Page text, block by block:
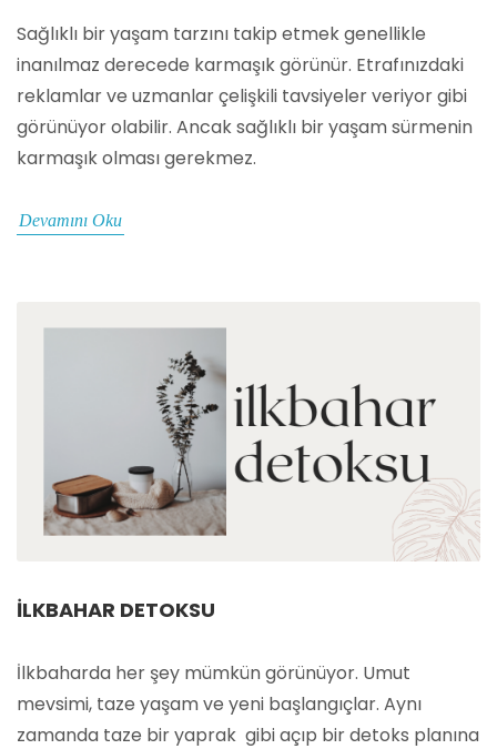
Sağlıklı bir yaşam tarzını takip etmek genellikle
inanılmaz derecede karmaşık görünür. Etrafınızdaki
reklamlar ve uzmanlar çelişkili tavsiyeler veriyor gibi
görünüyor olabilir. Ancak sağlıklı bir yaşam sürmenin
karmaşık olması gerekmez.
Devamını Oku
İLKBAHAR DETOKSU
İlkbaharda her şey mümkün görünüyor. Umut
mevsimi, taze yaşam ve yeni başlangıçlar. Aynı
zamanda taze bir yaprak gibi açıp bir detoks planına